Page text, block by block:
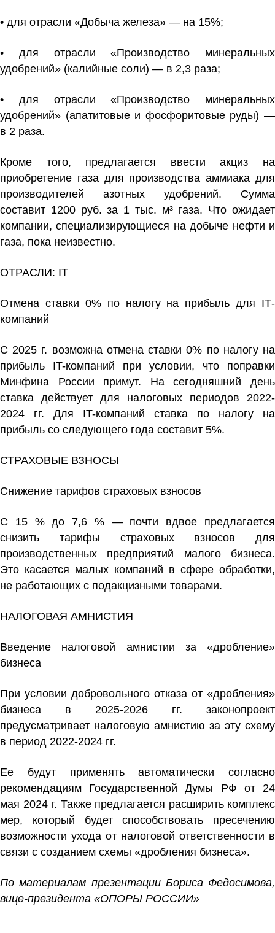
• для отрасли «Добыча железа» — на 15%;
• для отрасли «Производство минеральных
удобрений» (калийные соли) — в 2,3 раза;
• для отрасли «Производство минеральных
удобрений» (апатитовые и фосфоритовые руды) —
в 2 раза.
Кроме того, предлагается ввести акциз на
приобретение газа для производства аммиака для
производителей азотных удобрений. Сумма
составит 1200 руб. за 1 тыс. м³ газа. Что ожидает
компании, специализирующиеся на добыче нефти и
газа, пока неизвестно.
ОТРАСЛИ: IT
Отмена ставки 0% по налогу на прибыль для IТ-
компаний
С 2025 г. возможна отмена ставки 0% по налогу на
прибыль IT-компаний при условии, что поправки
Минфина России примут. На сегодняшний день
ставка действует для налоговых периодов 2022-
2024 гг. Для IT-компаний ставка по налогу на
прибыль со следующего года составит 5%.
СТРАХОВЫЕ ВЗНОСЫ
Снижение тарифов страховых взносов
С 15 % до 7,6 % — почти вдвое предлагается
снизить тарифы страховых взносов для
производственных предприятий малого бизнеса.
Это касается малых компаний в сфере обработки,
не работающих с подакцизными товарами.
НАЛОГОВАЯ АМНИСТИЯ
Введение налоговой амнистии за «дробление»
бизнеса
При условии добровольного отказа от «дробления»
бизнеса в 2025-2026 гг. законопроект
предусматривает налоговую амнистию за эту схему
в период 2022-2024 гг.
Ее будут применять автоматически согласно
рекомендациям Государственной Думы РФ от 24
мая 2024 г. Также предлагается расширить комплекс
мер, который будет способствовать пресечению
возможности ухода от налоговой ответственности в
связи с созданием схемы «дробления бизнеса».
По материалам презентации Бориса Федосимова,
вице-президента «ОПОРЫ РОССИИ»